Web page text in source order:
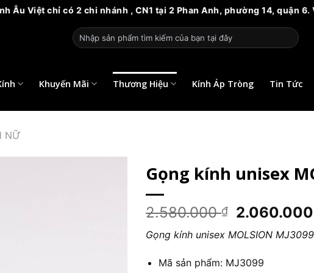
có 2 chi nhánh , CN1 tại 2 Phan Anh, phường 14, quận 6. Và CN2
Tìm
kiếm:
Khuyến Mãi Thương Hiệu Kính Áp Tròng Tin Tức
NỮ
Gọng kính unisex
2.580.000₫
Giá
gốc
là:
2.580.000
Gọng kính unisex MOLSION MJ3099
Mã sản phẩm: MJ3099